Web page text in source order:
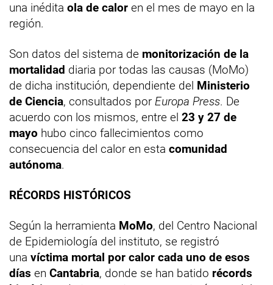
una inédita ola de calor en el mes de mayo en la
región.
Son datos del sistema de monitorización de la
mortalidad diaria por todas las causas (MoMo)
de dicha institución, dependiente del Ministerio
de Ciencia, consultados por Europa Press. De
acuerdo con los mismos, entre el 23 y 27 de
mayo hubo cinco fallecimientos como
consecuencia del calor en esta comunidad
autónoma.
RÉCORDS HISTÓRICOS
Según la herramienta MoMo, del Centro Nacional
de Epidemiología del instituto, se registró
una víctima mortal por calor cada uno de esos
días en Cantabria, donde se han batido récords